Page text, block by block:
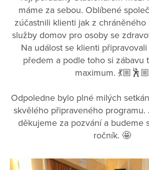
máme za sebou. Oblíbené
zúčastnili klienti jak z
služby domov pro osoby se
Na událost se klienti
předem a podle toho si zábavu
maximum. 💃🏼🕺🏼
Odpoledne bylo plné milých
skvělého připraveného
děkujeme za pozvání a budeme
ročník. 🤩